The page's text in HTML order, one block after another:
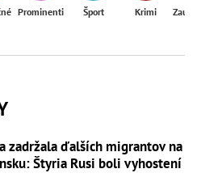
Prominenti Šport Krimi
zadržala ďalších migrantov na
Štyria Rusi boli vyhostení